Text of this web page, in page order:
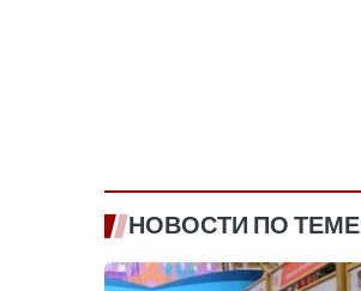
НОВОСТИ ПО ТЕМЕ